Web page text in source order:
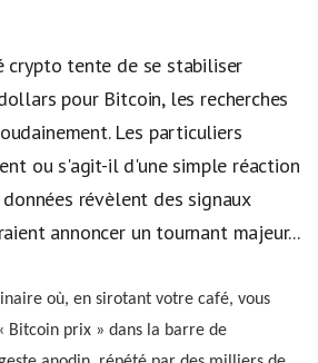
crypto tente de se stabiliser
pour Bitcoin, les recherches
Les particuliers
ou s'agit-il d'une simple réaction
révèlent des signaux
annoncer un tournant majeur...
où, en sirotant votre café, vous
Bitcoin prix » dans la barre de